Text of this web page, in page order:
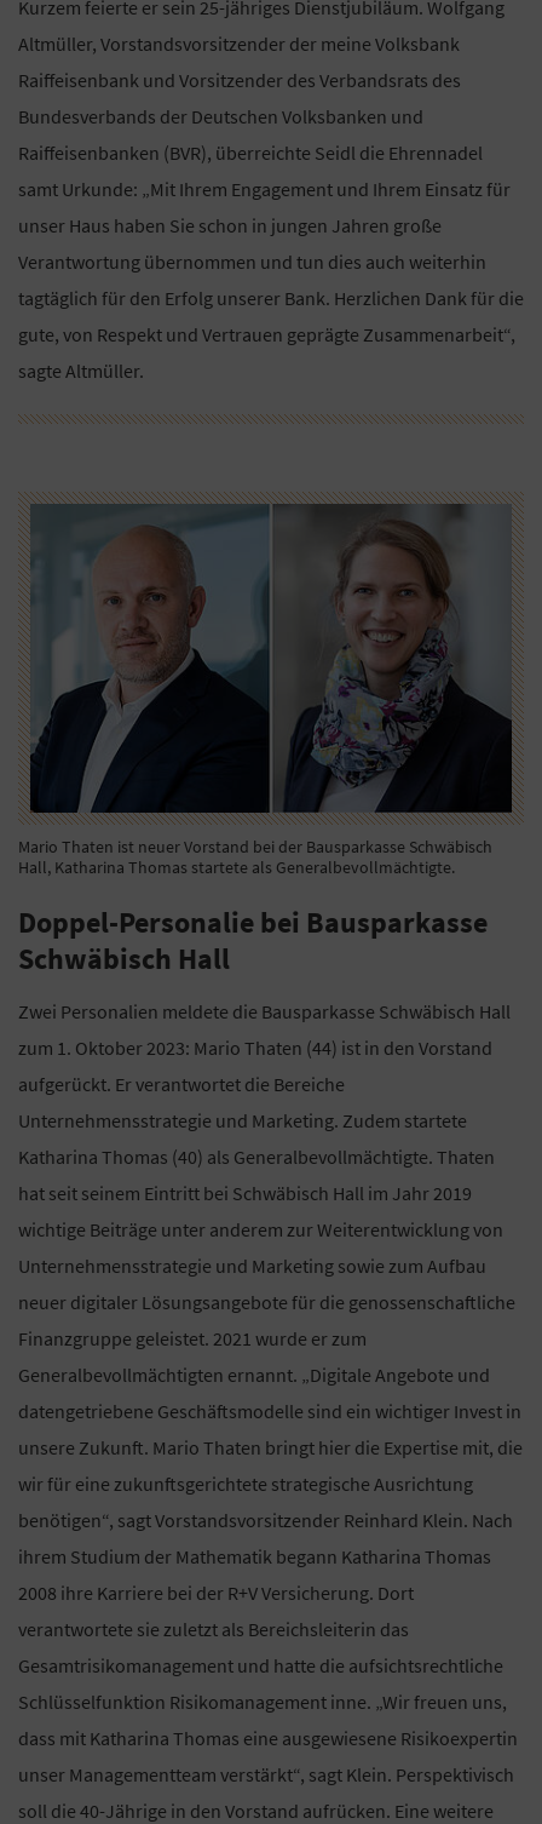
Kurzem feierte er sein 25-jähriges Dienstjubiläum. Wolfgang
Altmüller, Vorstandsvorsitzender der meine Volksbank
Raiffeisenbank und Vorsitzender des Verbandsrats des
Bundesverbands der Deutschen Volksbanken und
Raiffeisenbanken (BVR), überreichte Seidl die Ehrennadel
samt Urkunde: „Mit Ihrem Engagement und Ihrem Einsatz für
unser Haus haben Sie schon in jungen Jahren große
Verantwortung übernommen und tun dies auch weiterhin
tagtäglich für den Erfolg unserer Bank. Herzlichen Dank für die
gute, von Respekt und Vertrauen geprägte Zusammenarbeit“,
sagte Altmüller.
Mario Thaten ist neuer Vorstand bei der Bausparkasse Schwäbisch
Hall, Katharina Thomas startete als Generalbevollmächtigte.
Doppel-Personalie bei Bausparkasse
Schwäbisch Hall
Zwei Personalien meldete die Bausparkasse Schwäbisch Hall
zum 1. Oktober 2023: Mario Thaten (44) ist in den Vorstand
aufgerückt. Er verantwortet die Bereiche
Unternehmensstrategie und Marketing. Zudem startete
Katharina Thomas (40) als Generalbevollmächtigte. Thaten
hat seit seinem Eintritt bei Schwäbisch Hall im Jahr 2019
wichtige Beiträge unter anderem zur Weiterentwicklung von
Unternehmensstrategie und Marketing sowie zum Aufbau
neuer digitaler Lösungsangebote für die genossenschaftliche
Finanzgruppe geleistet. 2021 wurde er zum
Generalbevollmächtigten ernannt. „Digitale Angebote und
datengetriebene Geschäftsmodelle sind ein wichtiger Invest in
unsere Zukunft. Mario Thaten bringt hier die Expertise mit, die
wir für eine zukunftsgerichtete strategische Ausrichtung
benötigen“, sagt Vorstandsvorsitzender Reinhard Klein. Nach
ihrem Studium der Mathematik begann Katharina Thomas
2008 ihre Karriere bei der R+V Versicherung. Dort
verantwortete sie zuletzt als Bereichsleiterin das
Gesamtrisikomanagement und hatte die aufsichtsrechtliche
Schlüsselfunktion Risikomanagement inne. „Wir freuen uns,
dass mit Katharina Thomas eine ausgewiesene Risikoexpertin
unser Managementteam verstärkt“, sagt Klein. Perspektivisch
soll die 40-Jährige in den Vorstand aufrücken. Eine weitere